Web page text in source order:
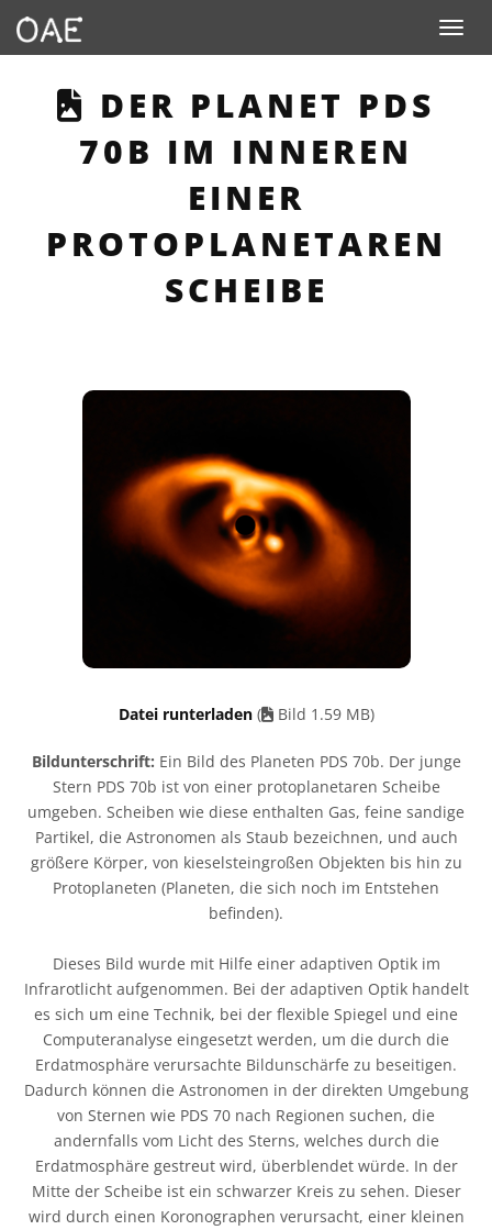
Toggle
THIS PAGE
DER PLANET PDS
70B IM INNEREN
EINER
PROTOPLANETAREN
SCHEIBE
Datei runterladen ( Bild 1.59 MB)
Bildunterschrift: Ein Bild des Planeten PDS 70b. Der junge
Stern PDS 70b ist von einer protoplanetaren Scheibe
umgeben. Scheiben wie diese enthalten Gas, feine sandige
Partikel, die Astronomen als Staub bezeichnen, und auch
größere Körper, von kieselsteingroßen Objekten bis hin zu
Protoplaneten (Planeten, die sich noch im Entstehen
befinden).
Dieses Bild wurde mit Hilfe einer adaptiven Optik im
Infrarotlicht aufgenommen. Bei der adaptiven Optik handelt
es sich um eine Technik, bei der flexible Spiegel und eine
Computeranalyse eingesetzt werden, um die durch die
Erdatmosphäre verursachte Bildunschärfe zu beseitigen.
Dadurch können die Astronomen in der direkten Umgebung
von Sternen wie PDS 70 nach Regionen suchen, die
andernfalls vom Licht des Sterns, welches durch die
Erdatmosphäre gestreut wird, überblendet würde. In der
Mitte der Scheibe ist ein schwarzer Kreis zu sehen. Dieser
wird durch einen Koronographen verursacht, einer kleinen